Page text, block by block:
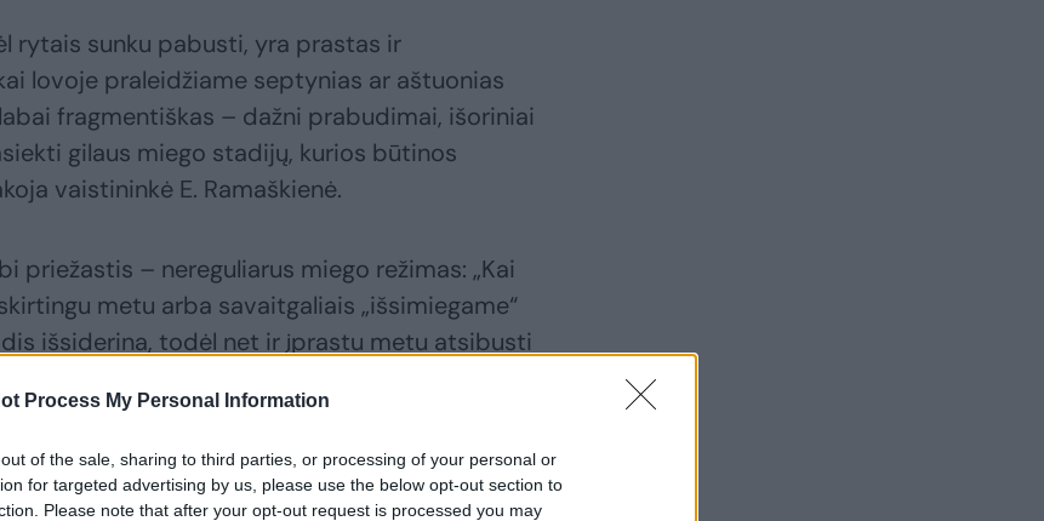
Process My Personal Information
of the sale, sharing to third parties, or processing of your personal or
for targeted advertising by us, please use the below opt-out section to
Please note that after your opt-out request is processed you may
rytais sunku pabusti, yra prastas ir
lovoje praleidžiame septynias ar aštuonias
fragmentiškas – dažni prabudimai, išoriniai
gilaus miego stadijų, kurios būtinos
vaistininkė E. Ramaškienė.
priežastis – nereguliarus miego režimas: „Kai
metu arba savaitgaliais „išsimiegame“
išsiderina, todėl net ir įprastu metu atsibusti
pasukti galvą